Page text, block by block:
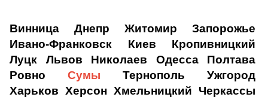
Винница Днепр Житомир
Запорожье
Ивано-Франковск
Киев
Кропивницкий
Луцк
Львов Николаев Одесса
Полтава
Ровно
Сумы Тернополь
Ужгород
Харьков Херсон Хмельницкий
Черкассы